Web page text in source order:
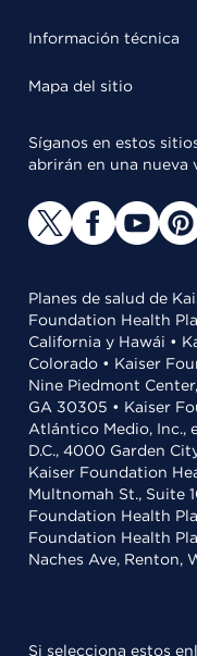
Información técnica
Mapa del sitio
Síganos en estos
abrirán en una nueva
Planes de salud de
Foundation Health
California y Hawái •
Colorado • Kaiser
Nine Piedmont
GA 30305 • Kaiser
Atlántico Medio, Inc.,
D.C., 4000 Garden
Kaiser Foundation
Multnomah St., Suite
Foundation Health
Foundation Health
Naches Ave, Renton,
Si selecciona estos